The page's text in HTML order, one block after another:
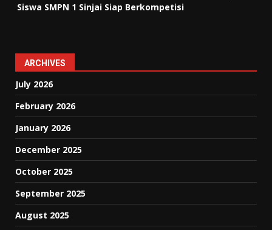
Siswa SMPN 1 Sinjai Siap Berkompetisi
ARCHIVES
July 2026
February 2026
January 2026
December 2025
October 2025
September 2025
August 2025